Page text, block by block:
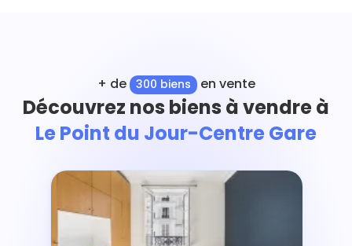
+ de 300 biens en vente
Découvrez nos biens à vendre à
Le Point du Jour-Centre Gare